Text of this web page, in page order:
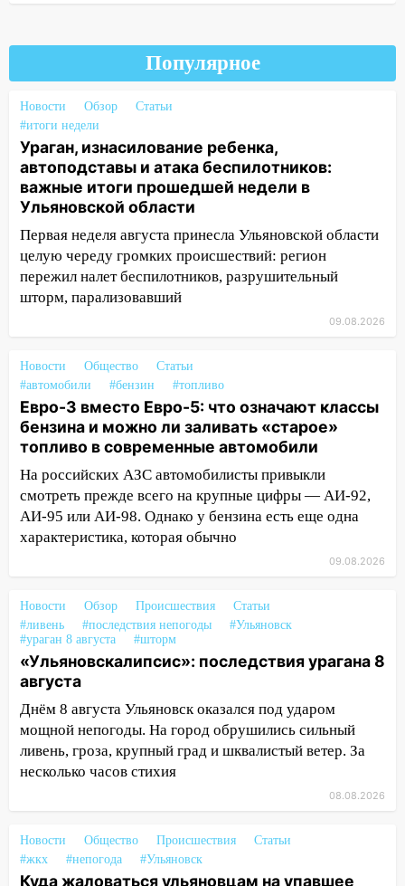
три знака получат шанс, который нельзя
20:10 Во время урагана в Ульяновске на
Волге перевернулась лодка
19:55 В Ульяновске упавшее дерево
заблокировало в машине двух женщин
17:15 В Ульяновской области
ремонтируют девять мостов: один уже
готов, ещё два — почти завершены
17:00 «Ульяновскалипсис»: последствия
16:38
Прогноз погоды в Ульяновской
области на 9 августа
16:34
Из-за мощной непогоды в
Ульяновске отменили фестиваль «Наше
время»
16:17 Мелекесский район первым в
Ульяновской области намолотил более
100 тысяч тонн зерна
тысяч заявлений
15:04
Фоторепортаж с улиц Ульяновска
после шторма: поваленные деревья и
затопленные улицы
14:28 Ураган вырвал остановку на улице
Деева в Заволжье
14:26 Жители Ульяновска сами
пытаются расчистить ливнёвки, не
14:16
на улице Любови Шевцовой рухнул
светофор
Популярное
Новости Обзор
Статьи
#итоги недели
Ураган, изнасилование ребенка,
автоподставы и атака беспилотников:
важные итоги прошедшей недели в
Ульяновской области
Первая неделя августа принесла Ульяновской области
целую череду громких происшествий: регион
пережил налет беспилотников, разрушительный
шторм, парализовавший
09.08.2026
Новости Общество
Статьи
#автомобили
#бензин #топливо
Евро-3 вместо Евро-5: что означают классы
бензина и можно ли заливать «старое»
топливо в современные автомобили
На российских АЗС автомобилисты привыкли
смотреть прежде всего на крупные цифры — АИ-92,
АИ-95 или АИ-98. Однако у бензина есть еще одна
характеристика, которая обычно
09.08.2026
Новости Обзор Происшествия
Статьи
#ливень
#последствия непогоды
#Ульяновск
#ураган 8 августа
#шторм
«Ульяновскалипсис»: последствия урагана 8
августа
Днём 8 августа Ульяновск оказался под ударом
мощной непогоды. На город обрушились сильный
ливень, гроза, крупный град и шквалистый ветер. За
несколько часов стихия
08.08.2026
Новости Общество Происшествия
Статьи
#жкх
#непогода #Ульяновск
Куда жаловаться ульяновцам на упавшее